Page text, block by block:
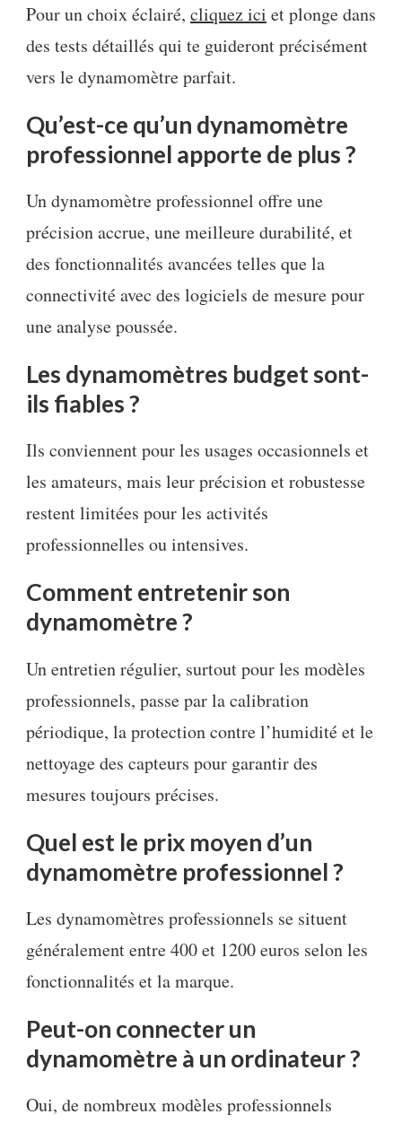
Pour un choix éclairé, cliquez ici et plonge dans
des tests détaillés qui te guideront précisément
vers le dynamomètre parfait.
Qu’est-ce qu’un dynamomètre
professionnel apporte de plus ?
Un dynamomètre professionnel offre une
précision accrue, une meilleure durabilité, et
des fonctionnalités avancées telles que la
connectivité avec des logiciels de mesure pour
une analyse poussée.
Les dynamomètres budget sont-
ils fiables ?
Ils conviennent pour les usages occasionnels et
les amateurs, mais leur précision et robustesse
restent limitées pour les activités
professionnelles ou intensives.
Comment entretenir son
dynamomètre ?
Un entretien régulier, surtout pour les modèles
professionnels, passe par la calibration
périodique, la protection contre l’humidité et le
nettoyage des capteurs pour garantir des
mesures toujours précises.
Quel est le prix moyen d’un
dynamomètre professionnel ?
Les dynamomètres professionnels se situent
généralement entre 400 et 1200 euros selon les
fonctionnalités et la marque.
Peut-on connecter un
dynamomètre à un ordinateur ?
Oui, de nombreux modèles professionnels